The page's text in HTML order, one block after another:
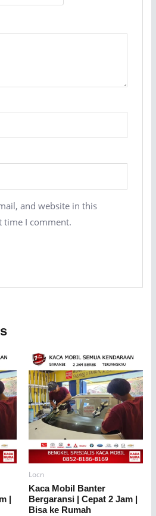
and website in this
time I comment.
|
Locn
Kaca Mobil Banter
Bergaransi | Cepat 2 Jam |
Bisa ke Rumah